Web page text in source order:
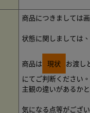
商品につきましては
状態に関しましては
商品は 現状 お渡し
にてご判断ください。
主観の違いがあるか
気になる点等がござ